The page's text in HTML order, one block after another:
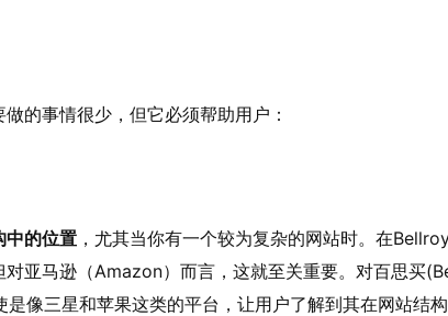
的事情很少，但它必须帮助用户：
中的位置 ，尤其当你有一个较为复杂的网站时。在
对亚马逊（Amazon）而言，这就至关重要。对百思买
像三星和苹果这类的平台，让用户了解到其在网站结